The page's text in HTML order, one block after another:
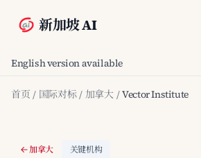
新加坡 AI
English version available
首页 / 国际对标 / 加拿大 / Vector Institute
加拿大 关键机构